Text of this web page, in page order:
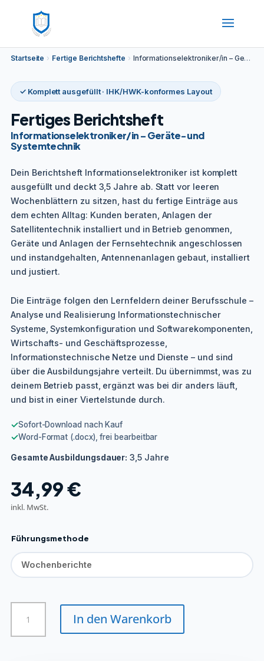
Startseite › Fertige Berichtshefte › Informationselektroniker/in – Geräte- und Systemtechnik
✓ Komplett ausgefüllt · IHK/HWK-konformes Layout
Fertiges Berichtsheft
Informationselektroniker/in – Geräte- und
Systemtechnik
Dein Berichtsheft Informationselektroniker ist komplett
ausgefüllt und deckt 3,5 Jahre ab. Statt vor leeren
Wochenblättern zu sitzen, hast du fertige Einträge aus
dem echten Alltag: Kunden beraten, Anlagen der
Satellitentechnik installiert und in Betrieb genommen,
Geräte und Anlagen der Fernsehtechnik angeschlossen
und instandgehalten, Antennenanlagen gebaut, installiert
und justiert.
Die Einträge folgen den Lernfeldern deiner Berufsschule –
Analyse und Realisierung Informationstechnischer
Systeme, Systemkonfiguration und Softwarekomponenten,
Wirtschafts- und Geschäftsprozesse,
Informationstechnische Netze und Dienste – und sind
über die Ausbildungsjahre verteilt. Du übernimmst, was zu
deinem Betrieb passt, ergänzt was bei dir anders läuft,
und bist in einer Viertelstunde durch.
✓Sofort-Download nach Kauf
✓Word-Format (.docx), frei bearbeitbar
Gesamte Ausbildungsdauer: 3,5 Jahre
34,99€
inkl. MwSt.
Führungsmethode
Informationselektroniker/in
Geräte-
In den Warenkorb